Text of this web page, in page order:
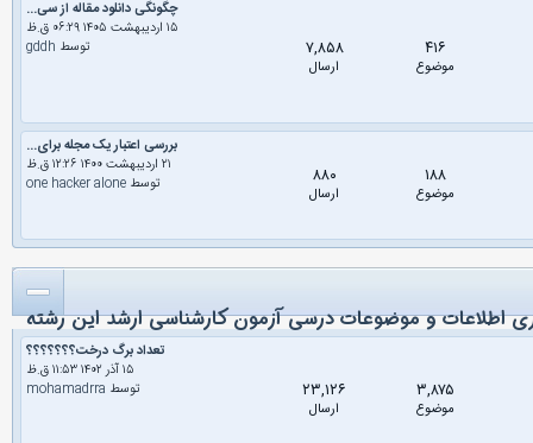
۴۱۶
موضوع
۷,۸۵۸
ارسال
چگونگی دانلود مقاله از سی...
۱۵ اردیبهشت ۱۴۰۵ ۰۶:۲۹ ق.ظ
توسط gddh
۱۸۸
موضوع
۸۸۰
ارسال
بررسی اعتبار یک مجله برای...
۲۱ اردیبهشت ۱۴۰۰ ۱۲:۲۶ ق.ظ
توسط one hacker alone
اطلاعات و موضوعات درسی آزمون کارشناسی ارشد این رشته
۳,۸۷۵
موضوع
۲۳,۱۲۶
ارسال
تعداد برگ درخت؟؟؟؟؟؟؟
۱۵ آذر ۱۴۰۲ ۱۱:۵۳ ق.ظ
توسط mohamadrra